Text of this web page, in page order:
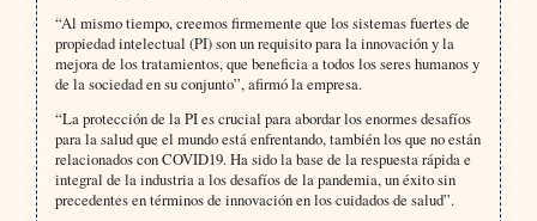
“Al mismo tiempo, creemos firmemente que los sistemas fuertes de
propiedad intelectual (PI) son un requisito para la innovación y la
mejora de los tratamientos, que beneficia a todos los seres humanos y
de la sociedad en su conjunto”, afirmó la empresa.
“La protección de la PI es crucial para abordar los enormes desafíos
para la salud que el mundo está enfrentando, también los que no están
relacionados con COVID19. Ha sido la base de la respuesta rápida e
integral de la industria a los desafíos de la pandemia, un éxito sin
precedentes en términos de innovación en los cuidados de salud”.